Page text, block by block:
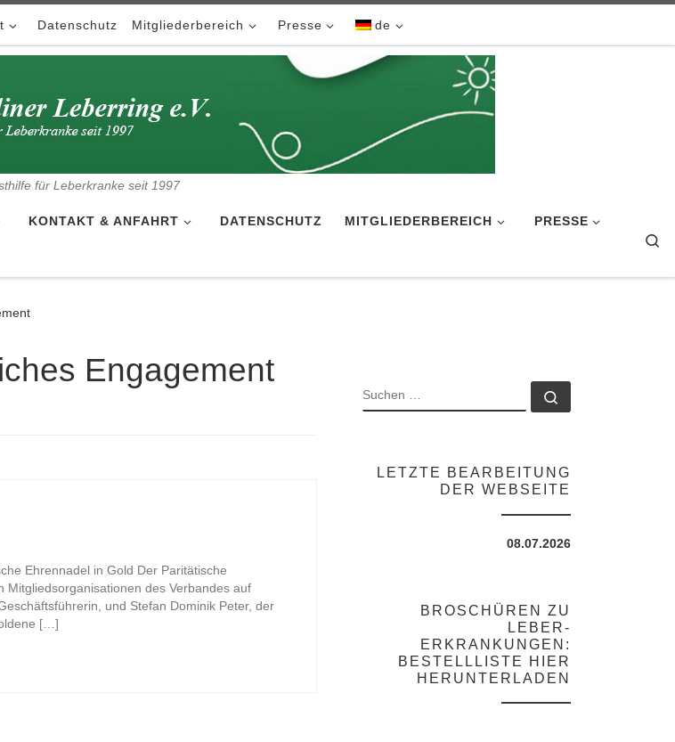
Datenschutz Mitgliederbereich Presse de
für Leberkranke seit 1997
KONTAKT & ANFAHRT DATENSCHUTZ MITGLIEDERBEREICH PRESSE
Engagement
Ehrennadel in Gold Der Paritätische
des Verbandes auf
und Stefan Dominik Peter, der
[…]
SUCHE
LETZTE BEARBEITUNG
DER WEBSEITE
08.07.2026
BROSCHÜREN ZU
LEBER-
ERKRANKUNGEN:
BESTELLLISTE HIER
HERUNTERLADEN